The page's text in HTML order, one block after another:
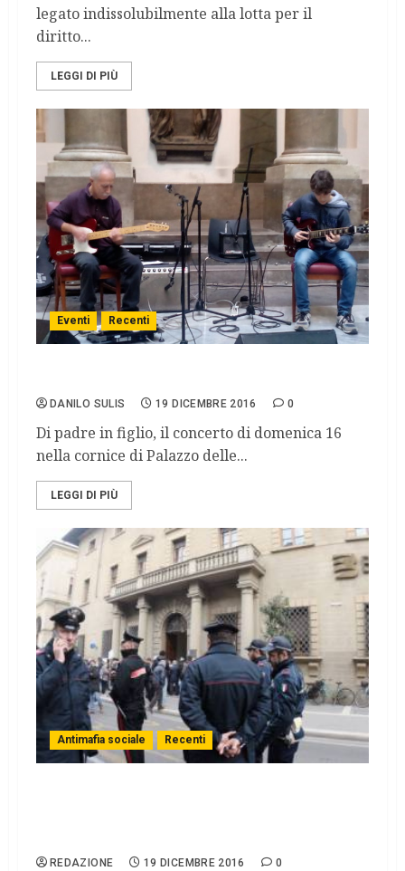
legato indissolubilmente alla lotta per il
diritto...
LEGGI DI PIÙ
Eventi Recenti
DANILO SULIS 19 DICEMBRE 2016 0
Di padre in figlio, il concerto di domenica 16
nella cornice di Palazzo delle...
LEGGI DI PIÙ
Antimafia sociale Recenti
REDAZIONE 19 DICEMBRE 2016 0